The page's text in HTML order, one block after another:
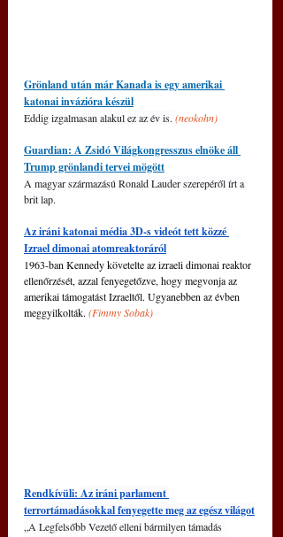
Grönland után már Kanada is egy amerikai
katonai invázióra készül
Eddig izgalmasan alakul ez az év is. (neokohn)
Guardian: A Zsidó Világkongresszus elnöke áll
Trump grönlandi tervei mögött
A magyar származású Ronald Lauder szerepéről írt a
brit lap.
Az iráni katonai média 3D-s videót tett közzé
Izrael dimonai atomreaktoráról
1963-ban Kennedy követelte az izraeli dimonai reaktor
ellenőrzését, azzal fenyegetőzve, hogy megvonja az
amerikai támogatást Izraeltől. Ugyanebben az évben
meggyilkolták. (Fimmy Sobak)
Rendkívüli: Az iráni parlament
terrortámadásokkal fenyegette meg az egész világot
„A Legfelsőbb Vezető elleni bármilyen támadás